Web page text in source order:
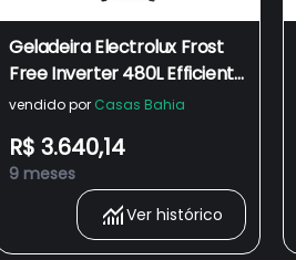
Geladeira Electrolux Frost
Free Inverter 480L Efficient
com AutoSense Smart
vendido por Casas Bahia
R$ 3.640,14
9 meses
Ver histórico